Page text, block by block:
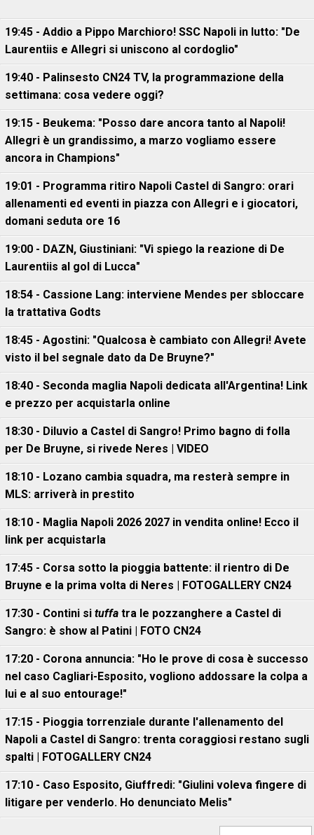
19:45 - Addio a Pippo Marchioro! SSC Napoli in lutto: "De
Laurentiis e Allegri si uniscono al cordoglio"
19:40 - Palinsesto CN24 TV, la programmazione della
settimana: cosa vedere oggi?
19:15 - Beukema: "Posso dare ancora tanto al Napoli!
Allegri è un grandissimo, a marzo vogliamo essere
ancora in Champions"
19:01 - Programma ritiro Napoli Castel di Sangro: orari
allenamenti ed eventi in piazza con Allegri e i giocatori,
domani seduta ore 16
19:00 - DAZN, Giustiniani: "Vi spiego la reazione di De
Laurentiis al gol di Lucca"
18:54 - Cassione Lang: interviene Mendes per sbloccare
la trattativa Godts
18:45 - Agostini: "Qualcosa è cambiato con Allegri! Avete
visto il bel segnale dato da De Bruyne?"
18:40 - Seconda maglia Napoli dedicata all'Argentina! Link
e prezzo per acquistarla online
18:30 - Diluvio a Castel di Sangro! Primo bagno di folla
per De Bruyne, si rivede Neres | VIDEO
18:10 - Lozano cambia squadra, ma resterà sempre in
MLS: arriverà in prestito
18:10 - Maglia Napoli 2026 2027 in vendita online! Ecco il
link per acquistarla
17:45 - Corsa sotto la pioggia battente: il rientro di De
Bruyne e la prima volta di Neres | FOTOGALLERY CN24
17:30 - Contini si tuffa tra le pozzanghere a Castel di
Sangro: è show al Patini | FOTO CN24
17:20 - Corona annuncia: "Ho le prove di cosa è successo
nel caso Cagliari-Esposito, vogliono addossare la colpa a
lui e al suo entourage!"
17:15 - Pioggia torrenziale durante l'allenamento del
Napoli a Castel di Sangro: trenta coraggiosi restano sugli
spalti | FOTOGALLERY CN24
17:10 - Caso Esposito, Giuffredi: "Giulini voleva fingere di
litigare per venderlo. Ho denunciato Melis"